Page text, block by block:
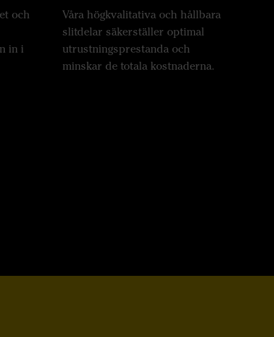
och
in i
Våra högkvalitativa och hållbara
slitdelar säkerställer optimal
utrustningsprestanda och
minskar de totala kostnaderna.